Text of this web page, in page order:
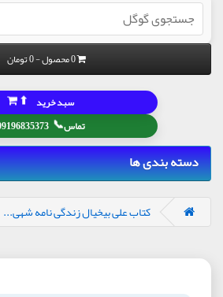
0 محصول - 0 تومان
تماس📞
سبد خرید ⬆
دسته بندی ها
کتاب علی بیخیال زندگی نامه شهی...